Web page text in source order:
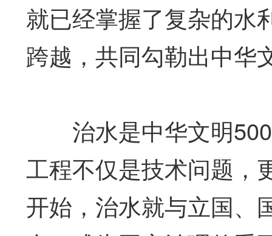
就已经掌握了复杂的水
跨越，共同勾勒出中华
治水是中华文明
工程不仅是技术问题，
开始，治水就与立国、